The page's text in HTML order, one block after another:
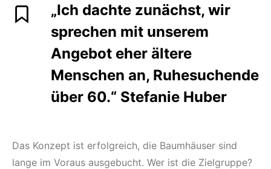
„Ich dachte zunächst, wir
sprechen mit unserem
Angebot eher ältere
Menschen an, Ruhesuchende
über 60.“ Stefanie Huber
Das Konzept ist erfolgreich, die Baumhäuser sind
lange im Voraus ausgebucht. Wer ist die Zielgruppe?